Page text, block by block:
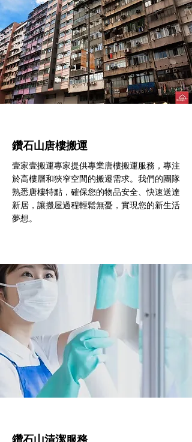
鑽石山​唐樓搬運
壹家壹搬運專家提供專業唐樓搬運服務，專注
於高樓層和狹窄空間的搬遷需求。我們的團隊
熟悉唐樓特點，確保您的物品安全、快速送達
新居，讓搬屋過程輕鬆無憂，實現您的新生活
夢想。
鑽石山清潔服務